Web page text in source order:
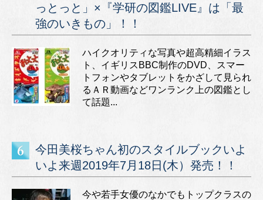
っとっと」×『学研の図鑑LIVE』は「最
強のいきもの」！！
ハイクオリティな写真や超高精細イラス
ト、イギリスBBC制作のDVD、スマー
トフォンやタブレットをかざして見られ
るＡＲ動画などワンランク上の図鑑とし
て話題...
今田美桜ちゃん初のスタイルブックいよ
いよ来週2019年7月18日(木）発売！！
今や若手女優のなかでもトップクラスの